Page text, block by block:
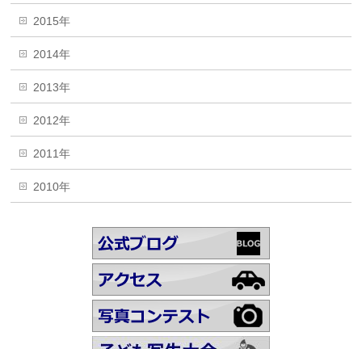
2015年
2014年
2013年
2012年
2011年
2010年